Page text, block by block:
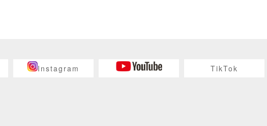
Instagram TikTok